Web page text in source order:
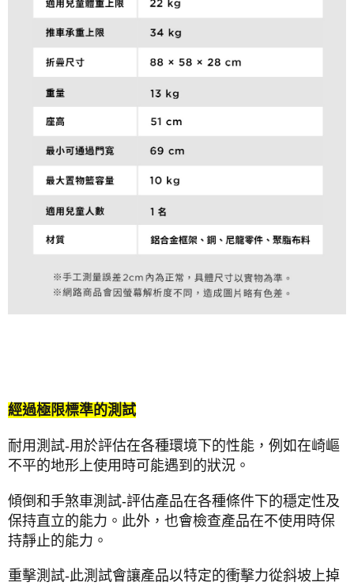
經過極限標準的測試
耐用測試-用於評估在各種環境下的性能，例如在崎嶇
不平的地形上使用時可能遇到的狀況。
傾倒和手煞車測試-評估產品在各種條件下的穩定性及
保持直立的能力。此外，也會檢查產品在不使用時保
持靜止的能力。
重擊測試-此測試會讓產品以特定的衝擊力從斜坡上掉